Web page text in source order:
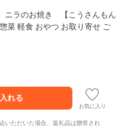
ニラのお焼き 【こうさんもん
菜 軽食 おやつ お取り寄せ ご
お気に入り
いただいた場合、返礼品は贈答され